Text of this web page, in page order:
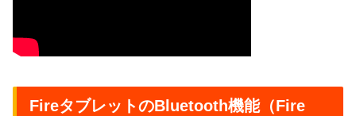
FireタブレットのBluetooth機能（Fire